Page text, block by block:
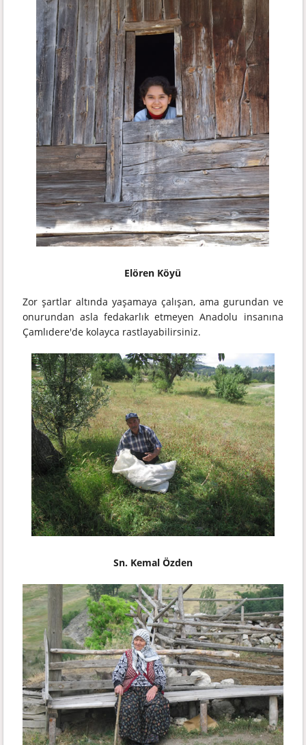
Elören Köyü
Zor şartlar altında yaşamaya çalışan, ama gurundan ve
onurundan asla fedakarlık etmeyen Anadolu insanına
Çamlıdere'de kolayca rastlayabilirsiniz.
Sn. Kemal Özden